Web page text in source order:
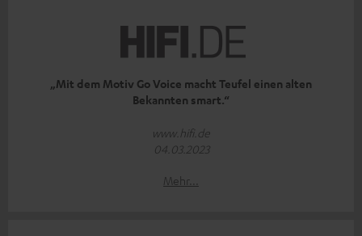
„Mit dem Motiv Go Voice macht Teufel einen alten
Bekannten smart.“
www.hifi.de
04.03.2023
Mehr...